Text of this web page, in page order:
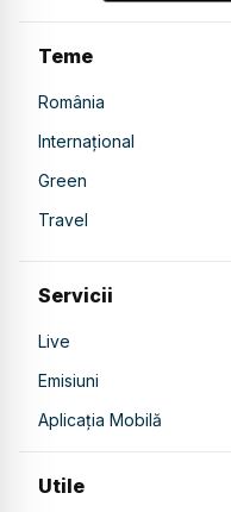
Teme
România
Internațional
Green
Travel
Servicii
Live
Emisiuni
Aplicația Mobilă
Utile